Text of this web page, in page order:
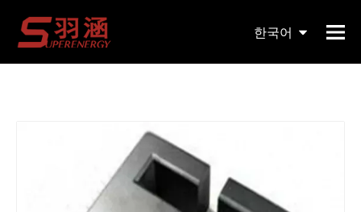
한국어
현재 위치: 홈페이지
» 크기가 다른 Ee Mnzn 변압기 페라이트 코어